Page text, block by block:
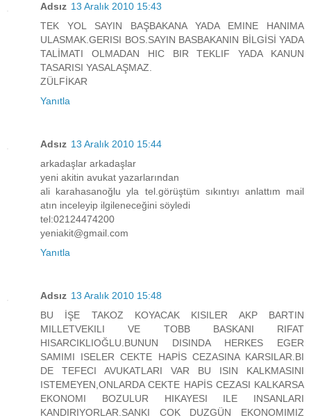
Adsız 13 Aralık 2010 15:43
TEK YOL SAYIN BAŞBAKANA YADA EMINE HANIMA
ULASMAK.GERISI BOS.SAYIN BASBAKANIN BİLGİSİ YADA
TALİMATI OLMADAN HIC BIR TEKLIF YADA KANUN
TASARISI YASALAŞMAZ.
ZÜLFİKAR
Yanıtla
Adsız 13 Aralık 2010 15:44
arkadaşlar arkadaşlar
yeni akitin avukat yazarlarından
ali karahasanoğlu yla tel.görüştüm sıkıntıyı anlattım mail
atın inceleyip ilgileneceğini söyledi
tel:02124474200
yeniakit@gmail.com
Yanıtla
Adsız 13 Aralık 2010 15:48
BU İŞE TAKOZ KOYACAK KISILER AKP BARTIN
MILLETVEKILI VE TOBB BASKANI RIFAT
HISARCIKLIOĞLU.BUNUN DISINDA HERKES EGER
SAMIMI ISELER CEKTE HAPİS CEZASINA KARSILAR.BI
DE TEFECI AVUKATLARI VAR BU ISIN KALKMASINI
ISTEMEYEN,ONLARDA CEKTE HAPİS CEZASI KALKARSA
EKONOMI BOZULUR HIKAYESI ILE INSANLARI
KANDIRIYORLAR.SANKI COK DUZGÜN EKONOMIMIZ